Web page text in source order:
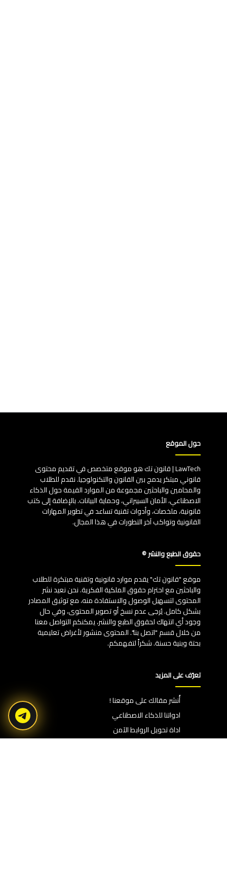
حول الموقع
LawTech | قانون تك هو موقع متخصص في تقديم محتوى
قانوني مبتكر يدمج بين القانون والتكنولوجيا. نقدم للطلاب
والمحامين والباحثين مجموعة من الموارد القيمة حول الذكاء
الاصطناعي، الأمان السيبراني، وحماية البيانات. بالإضافة إلى كتب
قانونية، ملخصات، وأدوات تقنية تساعد في تطوير المهارات
القانونية وتواكب آخر التطورات في هذا المجال.
حقوق الطبع والنشر ©
موقع "قانون تك" يقدم موارد قانونية وتقنية مبتكرة للطلاب
والباحثين مع احترام حقوق الملكية الفكرية. نحن نعيد نشر
المحتوى لتسهيل الوصول والاستفادة منه، مع توثيق المصادر
بشكل كامل. يُرجى عدم نسخ أو تصوير المحتوى، وفي حال
وجود أي انتهاك لحقوق الطبع والنشر، يمكنكم التواصل معنا
من خلال قسم "اتصل بنا". المحتوى منشور لأغراض تعليمية
بحتة وبنية حسنة. شكراً لتفهمكم.
تعرّف على المزيد
أُنشر مقالك على موقعنا !
ادواتنا للذكاء الاصطناعي
اداة تحويل الروابط الآمن